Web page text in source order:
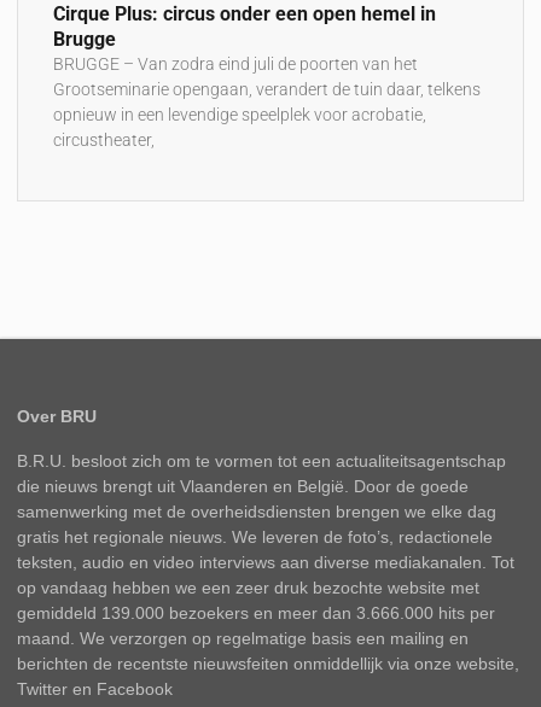
Cirque Plus: circus onder een open hemel in
Brugge
BRUGGE – Van zodra eind juli de poorten van het
Grootseminarie opengaan, verandert de tuin daar, telkens
opnieuw in een levendige speelplek voor acrobatie,
circustheater,
Over BRU
B.R.U. besloot zich om te vormen tot een actualiteitsagentschap
die nieuws brengt uit Vlaanderen en België. Door de goede
samenwerking met de overheidsdiensten brengen we elke dag
gratis het regionale nieuws. We leveren de foto’s, redactionele
teksten, audio en video interviews aan diverse mediakanalen. Tot
op vandaag hebben we een zeer druk bezochte website met
gemiddeld 139.000 bezoekers en meer dan 3.666.000 hits per
maand. We verzorgen op regelmatige basis een mailing en
berichten de recentste nieuwsfeiten onmiddellijk via onze website,
Twitter en Facebook